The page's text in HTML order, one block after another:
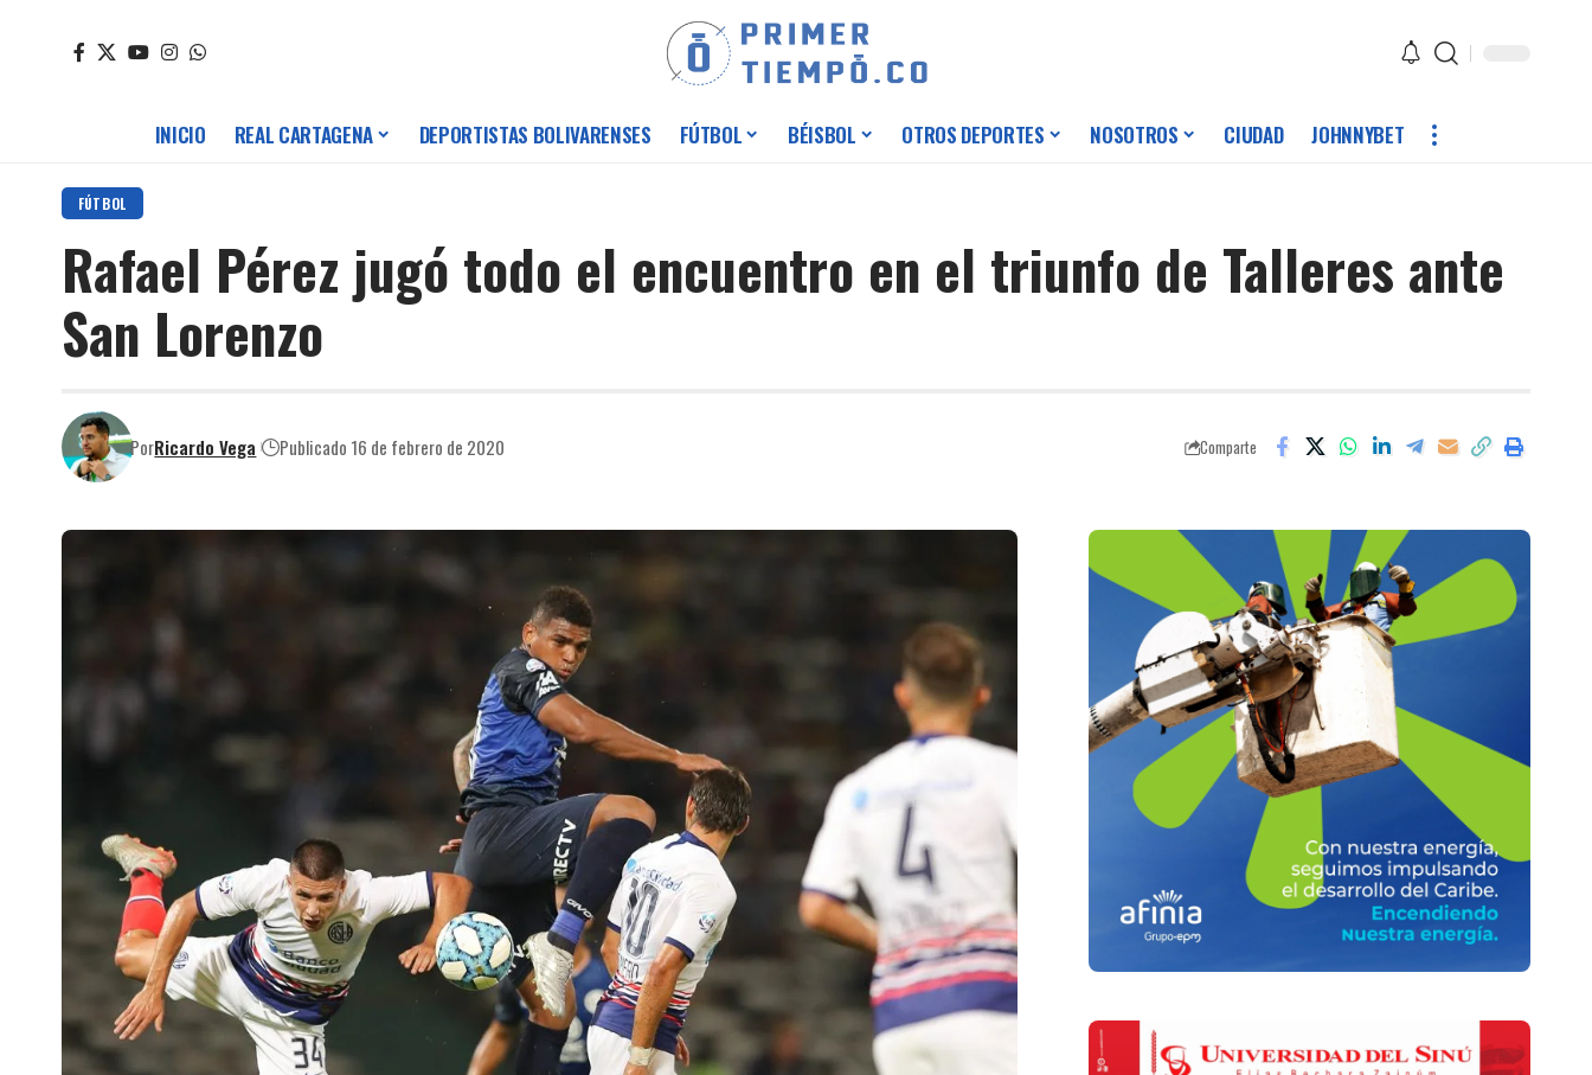
INICIO REAL CARTAGENA DEPORTISTAS BOLIVARENSES FÚTBOL BÉISBOL OTROS DEPORTES NOSOTROS CIUDAD JOHNNYBET
FÚTBOL
Rafael Pérez jugó todo el encuentro en el triunfo de Talleres ante
San Lorenzo
PorRicardo Vega Publicado 16 de febrero de 2020 Comparte